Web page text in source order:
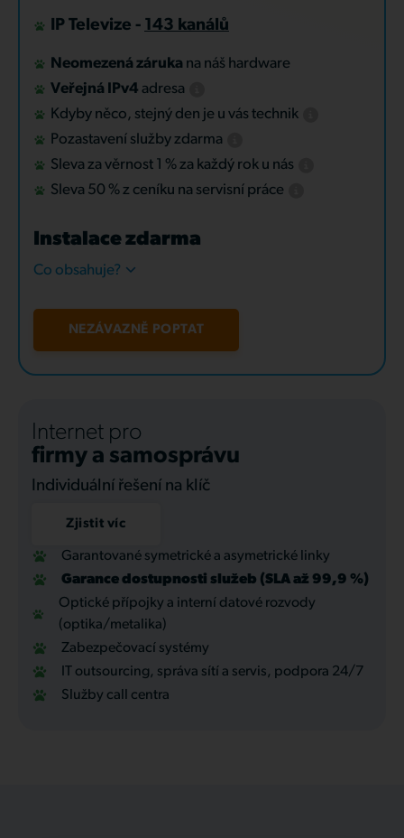
IP Televize - 143 kanálů
Neomezená záruka na náš hardware
Veřejná IPv4 adresa
Kdyby něco, stejný den je u vás technik
Pozastavení služby zdarma
Sleva za věrnost 1 % za každý rok u nás
Sleva 50 % z ceníku na servisní práce
Instalace zdarma
Co obsahuje?
NEZÁVAZNĚ POPTAT
Internet pro
firmy a samosprávu
Individuální řešení na klíč
Zjistit víc
Garantované symetrické a asymetrické linky
Garance dostupnosti služeb (SLA až 99,9 %)
Optické přípojky a interní datové rozvody
(optika/metalika)
Zabezpečovací systémy
IT outsourcing, správa sítí a servis, podpora 24/7
Služby call centra